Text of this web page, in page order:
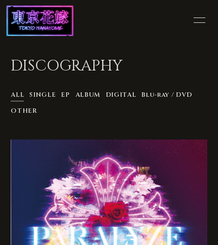
SCHEDULE
PROFILE
VIDEO
DISCOGRAPHY
PHOTO
無料会員登録 ログイン
DISCOGRAPHY
ALL SINGLE EP ALBUM DIGITAL
Blu-ray / DVD
OTHER